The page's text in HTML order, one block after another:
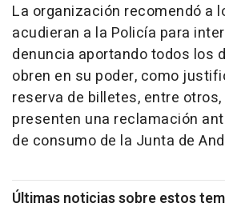
La organización recomendó a
acudieran a la Policía para
denuncia aportando todos los
obren en su poder, como
reserva de billetes, entre
presenten una reclamación
de consumo de la Junta de
Últimas noticias sobre estos